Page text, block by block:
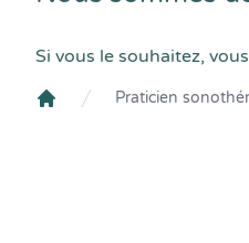
Si vous le souhaitez,
Praticien